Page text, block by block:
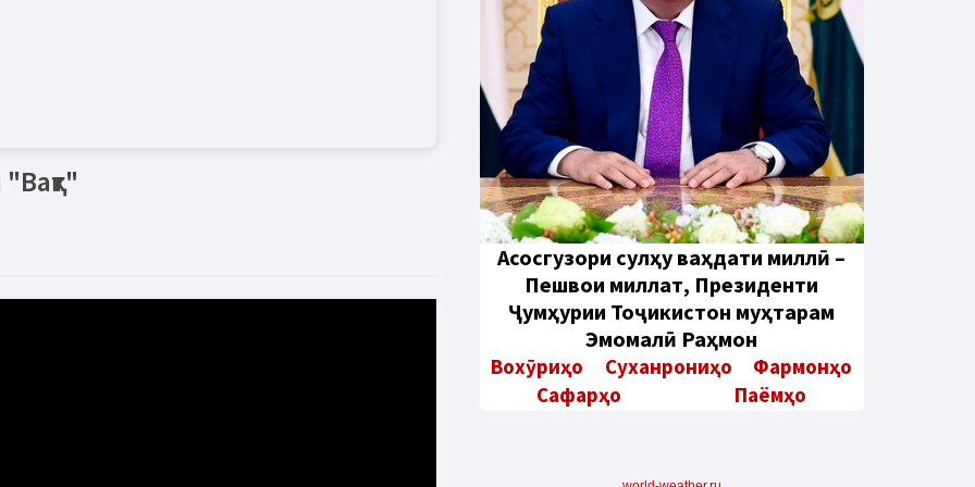
Aсосгузори сулҳу ваҳдати миллӣ –
Пешвои миллат, Президенти
Ҷумҳурии Тоҷикистон муҳтарам
Эмомалӣ Раҳмон
Вохӯриҳо Суханрониҳо
Фармонҳо
Сафарҳо
Паёмҳо